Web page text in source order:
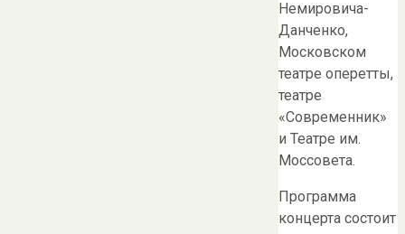
Немировича-
Данченко,
Московском
театре оперетты,
театре
«Современник»
и Театре им.
Моссовета.
Программа
концерта состоит